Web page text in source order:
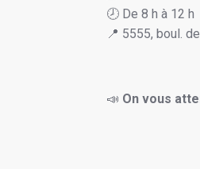
🕗 De 8 h à 12 h
📍 5555, boul.
📣 On vous